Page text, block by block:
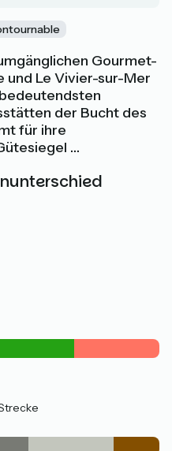
Gourmet-
und Le Vivier-sur-Mer
der Bucht des
für ihre
…